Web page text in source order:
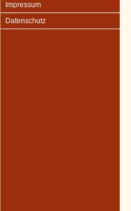
Impressum
Datenschutz